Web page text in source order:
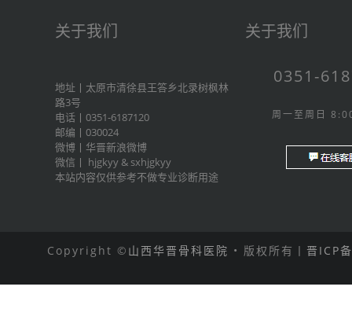
关于我们
地址丨太原市清徐县王答乡北录树枫林
路3号
电话丨0351-6187120
邮编丨030024
微博丨 华晋新浪微博
微信丨 hjgkyy & sxhjgkyy
本站内容仅供参考不做专业诊断用途
关于我们
0351-
周一至周日
Copyright © 山西华晋骨科医院 • 版权所有丨 晋ICP